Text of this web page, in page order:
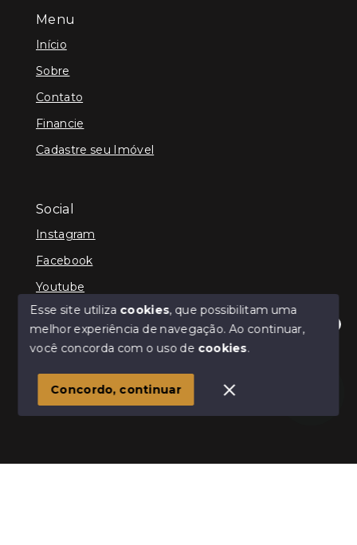
Olá! Estamos disponíveis para te ajudar.
Menu
Início
Sobre
Contato
Financie
Cadastre seu Imóvel
Social
Instagram
Facebook
Youtube
© Copyright 2026 - Schultz Imóveis - Todos os direitos
SITE PARA IMOBILIARIA
Esse site utiliza cookies, que possibilitam uma
melhor experiência de navegação.Ao continuar,
você concorda com o uso de cookies.
Concordo, continuar